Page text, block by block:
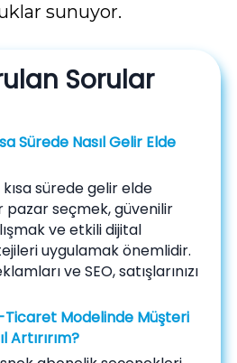
sunuyor.
Sorular
Sürede Nasıl Gelir Elde
sürede gelir elde
pazar seçmek, güvenilir
ve etkili dijital
uygulamak önemlidir.
ve SEO, satışlarınızı
Ticaret Modelinde Müşteri
Artırırım?